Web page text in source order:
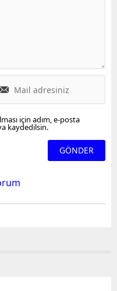
içi derelere salındığını
için adım, e-posta
kaydedilsin.